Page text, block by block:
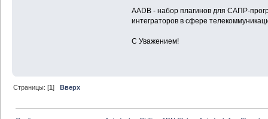
AADB - набор плагинов для САПР-
интеграторов в сфере
С Уважением!
Страницы: [1]Вверх